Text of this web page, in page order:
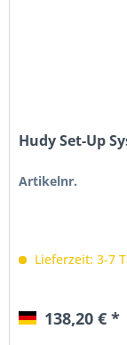
Hudy Set-Up
Artikelnr.
Lieferzeit: 3-7
138,20 € *